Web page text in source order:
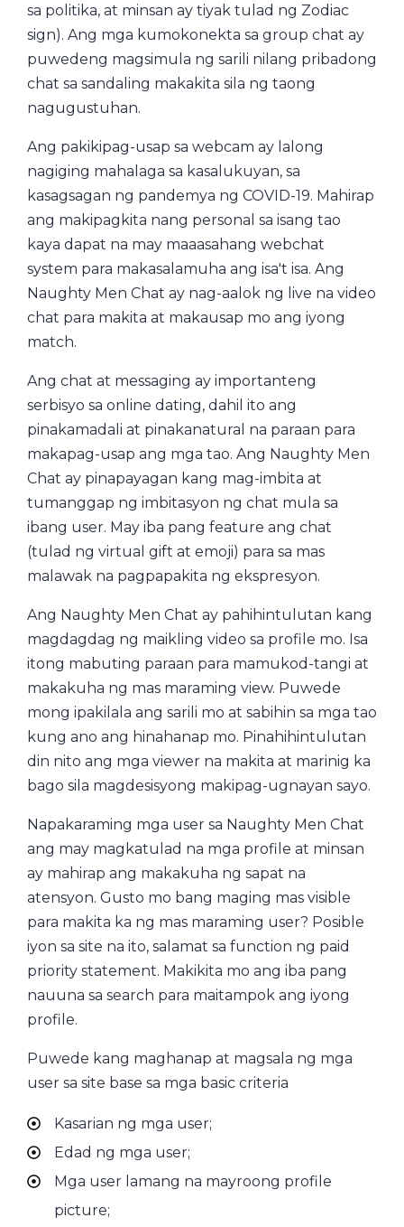
sa politika, at minsan ay tiyak tulad ng Zodiac
sign). Ang mga kumokonekta sa group chat ay
puwedeng magsimula ng sarili nilang pribadong
chat sa sandaling makakita sila ng taong
nagugustuhan.
Ang pakikipag-usap sa webcam ay lalong
nagiging mahalaga sa kasalukuyan, sa
kasagsagan ng pandemya ng COVID-19. Mahirap
ang makipagkita nang personal sa isang tao
kaya dapat na may maaasahang webchat
system para makasalamuha ang isa't isa. Ang
Naughty Men Chat ay nag-aalok ng live na video
chat para makita at makausap mo ang iyong
match.
Ang chat at messaging ay importanteng
serbisyo sa online dating, dahil ito ang
pinakamadali at pinakanatural na paraan para
makapag-usap ang mga tao. Ang Naughty Men
Chat ay pinapayagan kang mag-imbita at
tumanggap ng imbitasyon ng chat mula sa
ibang user. May iba pang feature ang chat
(tulad ng virtual gift at emoji) para sa mas
malawak na pagpapakita ng ekspresyon.
Ang Naughty Men Chat ay pahihintulutan kang
magdagdag ng maikling video sa profile mo. Isa
itong mabuting paraan para mamukod-tangi at
makakuha ng mas maraming view. Puwede
mong ipakilala ang sarili mo at sabihin sa mga tao
kung ano ang hinahanap mo. Pinahihintulutan
din nito ang mga viewer na makita at marinig ka
bago sila magdesisyong makipag-ugnayan sayo.
Napakaraming mga user sa Naughty Men Chat
ang may magkatulad na mga profile at minsan
ay mahirap ang makakuha ng sapat na
atensyon. Gusto mo bang maging mas visible
para makita ka ng mas maraming user? Posible
iyon sa site na ito, salamat sa function ng paid
priority statement. Makikita mo ang iba pang
nauuna sa search para maitampok ang iyong
profile.
Puwede kang maghanap at magsala ng mga
user sa site base sa mga basic criteria
Kasarian ng mga user;
Edad ng mga user;
Mga user lamang na mayroong profile
picture;